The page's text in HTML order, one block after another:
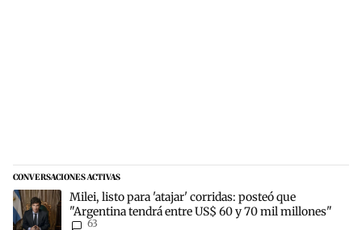
CONVERSACIONES ACTIVAS
Este listado muestra los artículos con más comentarios en los
Un artículo de tendencia con el título "Milei, listo para 'atajar'
Milei, listo para 'atajar' corridas: posteó que
"Argentina tendrá entre US$ 60 y 70 mil millones"
63